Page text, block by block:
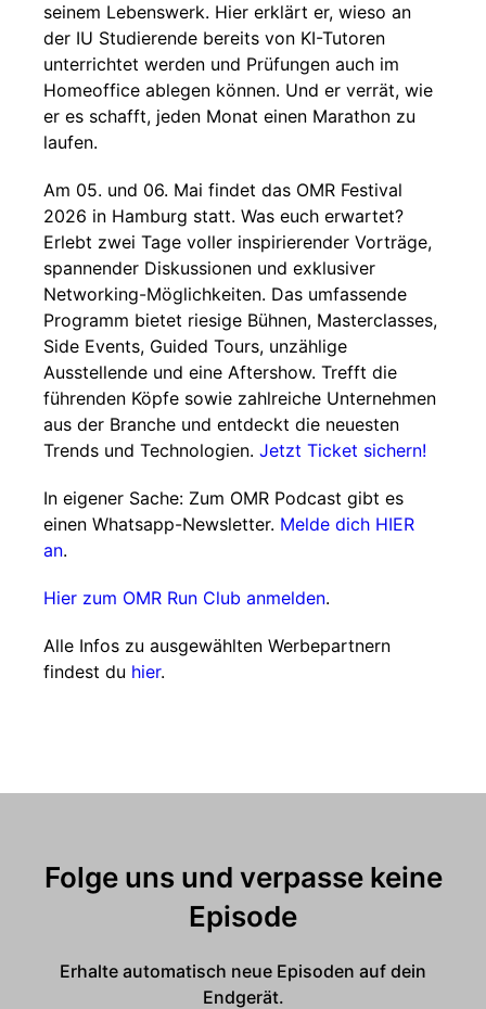
seinem Lebenswerk. Hier erklärt er, wieso an
der IU Studierende bereits von KI-Tutoren
unterrichtet werden und Prüfungen auch im
Homeoffice ablegen können. Und er verrät, wie
er es schafft, jeden Monat einen Marathon zu
laufen.
Am 05. und 06. Mai findet das OMR Festival
2026 in Hamburg statt. Was euch erwartet?
Erlebt zwei Tage voller inspirierender Vorträge,
spannender Diskussionen und exklusiver
Networking-Möglichkeiten. Das umfassende
Programm bietet riesige Bühnen, Masterclasses,
Side Events, Guided Tours, unzählige
Ausstellende und eine Aftershow. Trefft die
führenden Köpfe sowie zahlreiche Unternehmen
aus der Branche und entdeckt die neuesten
Trends und Technologien. Jetzt Ticket sichern!
In eigener Sache: Zum OMR Podcast gibt es
einen Whatsapp-Newsletter. Melde dich HIER
an.
Hier zum OMR Run Club anmelden.
Alle Infos zu ausgewählten Werbepartnern
findest du hier.
Folge uns und verpasse keine
Episode
Erhalte automatisch neue Episoden auf dein
Endgerät.